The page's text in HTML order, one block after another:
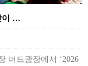
이 …
머드광장에서 ‘2026